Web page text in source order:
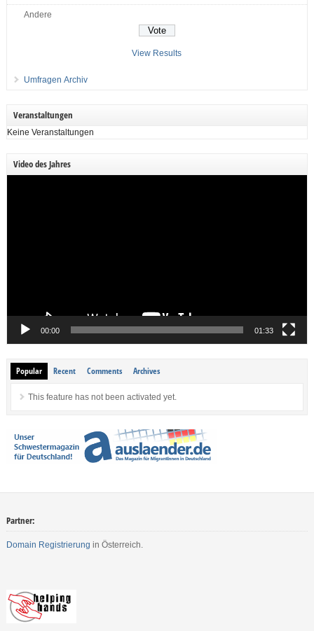
Andere
View Results
Umfragen Archiv
Veranstaltungen
Keine Veranstaltungen
Video des Jahres
00:00 01:33
Popular Recent Comments Archives
This feature has not been activated yet.
Partner:
Domain Registrierung in Österreich.